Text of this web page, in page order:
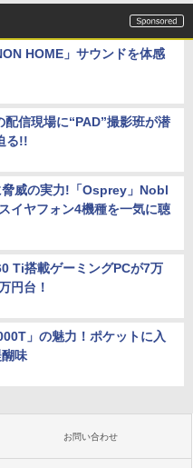
PS5】METAL GEAR SOLI
COLLECTION Vol.2 [ELJM
メタルギアソリッド マスタ-
2]HOME」サウンドを体感
配信現場に“PAD”撮影班が潜
る!!
脅威の実力!「Osprey」Nobl
イヤフォン4機種を一気に聴
Ti搭載ゲーミングPCが7万
円台！
」の魅力！ポケットに入
味
お問い合わせ